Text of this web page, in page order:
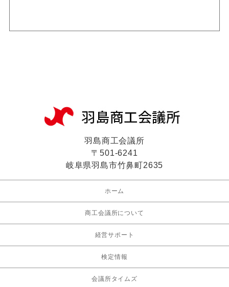
羽島商工会議所
〒501-6241
岐阜県羽島市竹鼻町2635
ホーム
商工会議所について
経営サポート
検定情報
会議所タイムズ